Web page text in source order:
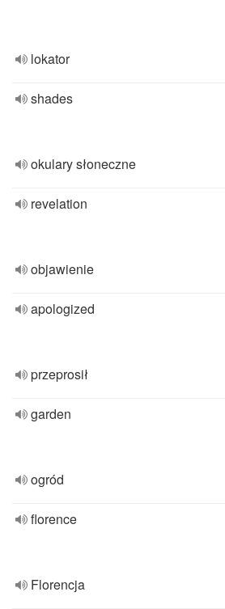
lokator
shades
okulary słoneczne
revelation
objawienie
apologized
przeprosił
garden
ogród
florence
Florencja